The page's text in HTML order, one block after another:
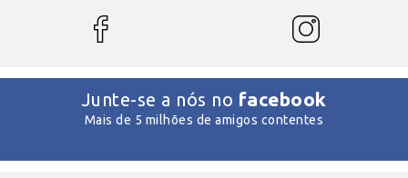
Junte-se a nós no facebook
Mais de 5 milhões de amigos contentes